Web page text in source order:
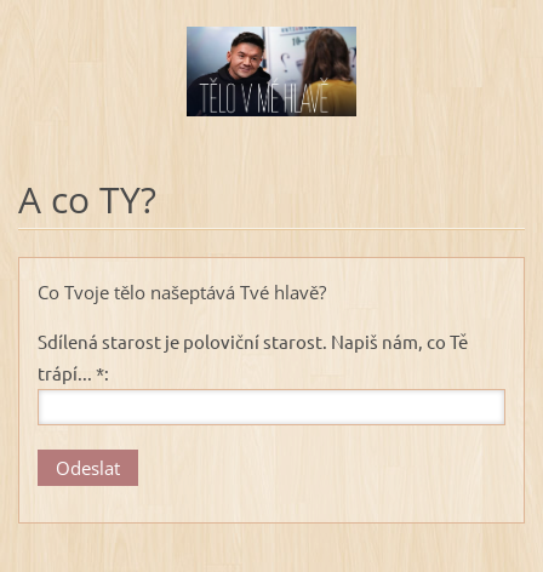
A co TY?
Co Tvoje tělo našeptává Tvé hlavě?
Sdílená starost je poloviční starost. Napiš nám, co Tě
trápí... *: